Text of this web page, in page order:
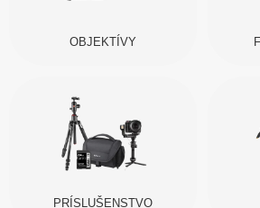
OBJEKTÍVY
PRÍSLUŠENSTVO